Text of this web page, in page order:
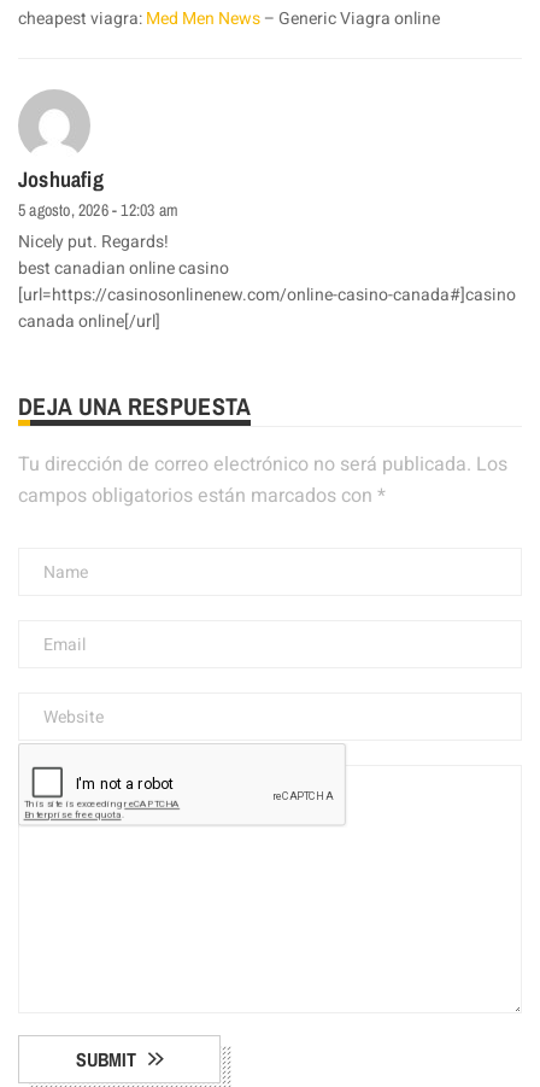
cheapest viagra:Med Men News– Generic Viagra online
Joshuafig
5 agosto, 2026 - 12:03 am
Nicely put. Regards!
best canadian online casino
[url=https://casinosonlinenew.com/online-casino-canada#]casino
canada online[/url]
DEJA UNA RESPUESTA
Tu dirección de correo electrónico no será publicada. Los
campos obligatorios están marcados con *
SUBMIT